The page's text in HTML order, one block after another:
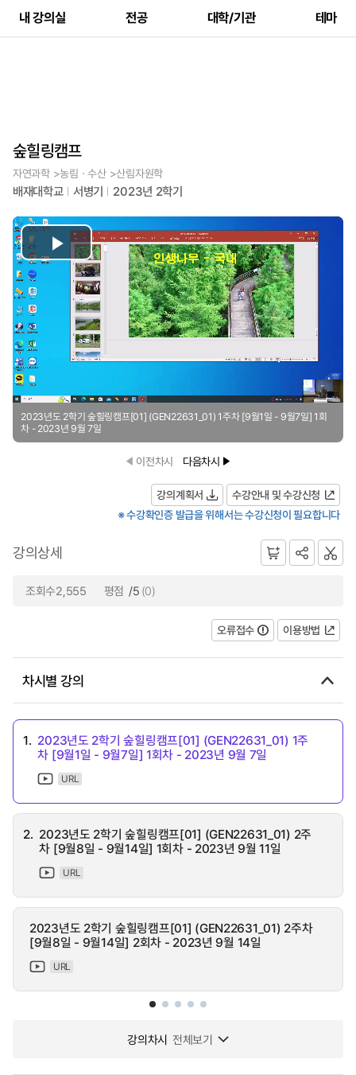
내 강의실 전공 대학/기관 테마
숲힐링캠프
자연과학 >농림ㆍ수산 >산림자원학
배재대학교 서병기 2023년 2학기
Play
Video
2023년도 2학기 숲힐링캠프[01] (GEN22631_01) 1주차 [9월1일 - 9월7일] 1회
차 - 2023년 9월 7일
이전차시 다음차시
강의계획서
수강안내 및 수강신청
※ 수강확인증 발급을 위해서는 수강신청이 필요합니다
강의상세
조회수2,555 평점 /5 (0)
오류접수 이용방법
차시별 강의
1. 2023년도 2학기 숲힐링캠프[01] (GEN22631_01) 1주
차 [9월1일 - 9월7일] 1회차 - 2023년 9월 7일
URL
2. 2023년도 2학기 숲힐링캠프[01] (GEN22631_01) 2주
차 [9월8일 - 9월14일] 1회차 - 2023년 9월 11일
URL
2023년도 2학기 숲힐링캠프[01] (GEN22631_01) 2주차
[9월8일 - 9월14일] 2회차 - 2023년 9월 14일
URL
강의차시 전체보기